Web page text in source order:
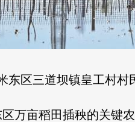
东区三道坝镇皇工村村
万亩稻田插秧的关键